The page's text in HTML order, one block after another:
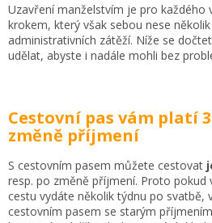
Uzavření manželstvím je pro každého
krokem, který však sebou nese
administrativních zátěží. Níže se
udělat, abyste i nadále mohli bez
Cestovní pas vám platí
změně příjmení
S cestovním pasem můžete cestovat
resp. po změně příjmení. Proto pokud
cestu vydáte několik týdnu po svatbě,
cestovním pasem se starým